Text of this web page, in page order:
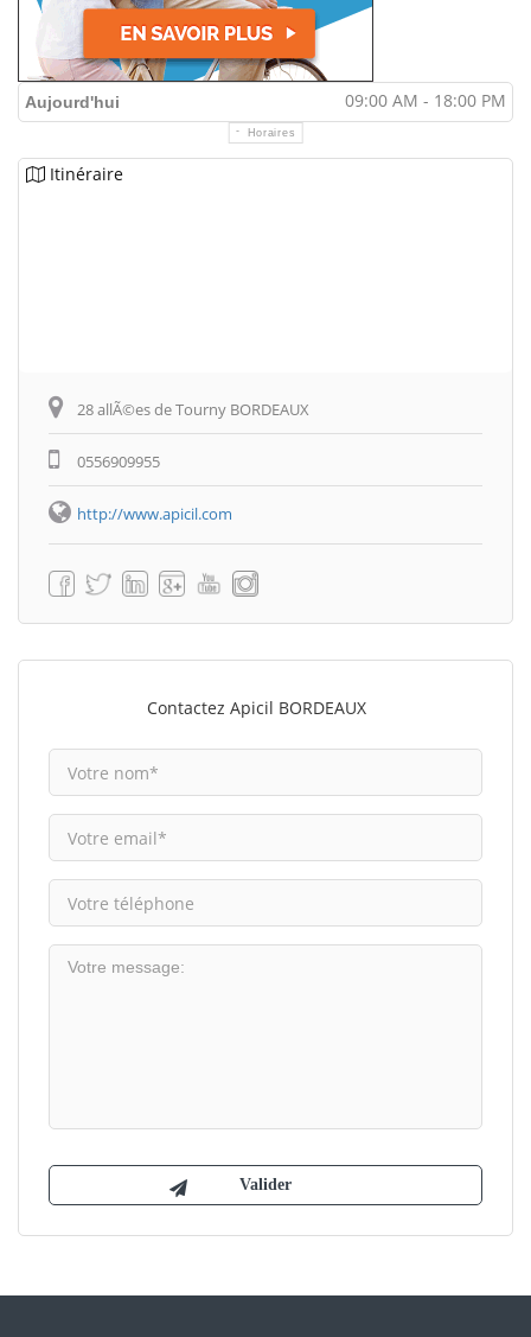
Aujourd'hui 09:00 AM - 18:00 PM
Horaires
Itinéraire
28 allÃ©es de Tourny BORDEAUX
0556909955
http://www.apicil.com
Contactez Apicil BORDEAUX